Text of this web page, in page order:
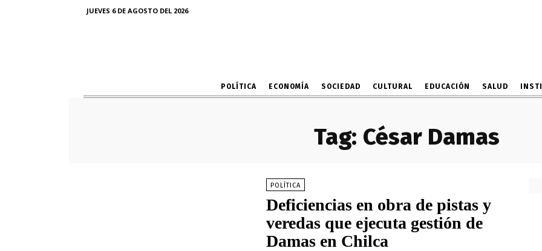
JUEVES 6 DE AGOSTO DEL 2026
POLÍTICA ECONOMÍA SOCIEDAD CULTURAL EDUCACIÓN SALUD
Tag: César Damas
POLÍTICA
Deficiencias en obra de pistas y
veredas que ejecuta gestión de
Damas en Chilca